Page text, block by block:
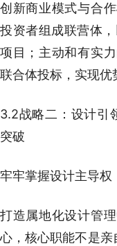
创新商业模式与合
投资者组成联营体
项目；主动和有实
联合体投标，实现优
3.2战略二：设计
突破
牢牢掌握设计主导权
打造属地化设计管
心，核心职能不是亲